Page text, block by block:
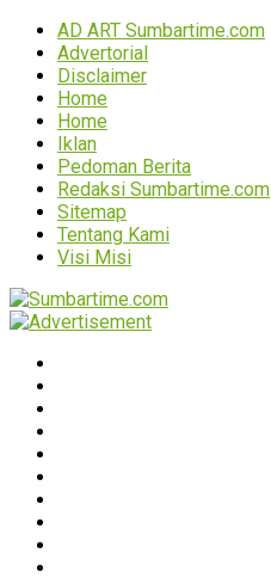
AD ART Sumbartime.com
Advertorial
Disclaimer
Home
Home
Iklan
Pedoman Berita
Redaksi Sumbartime.com
Sitemap
Tentang Kami
Visi Misi